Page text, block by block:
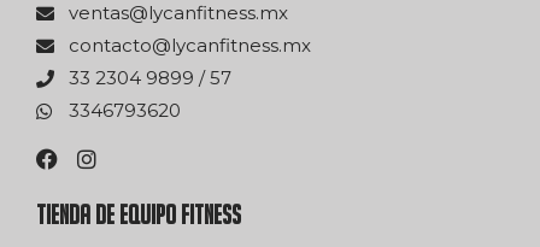
xm.ssentifnacyl@satnev
xm.ssentifnacyl@otcatnoc
75 / 9989 4032 33
0263976433
TIENDA DE EQUIPO FITNESS